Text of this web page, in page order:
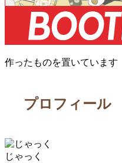
作ったものを置いています
プロフィール
じゃっく